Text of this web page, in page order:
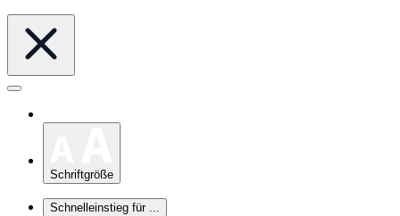
Schriftgröße
Schnelleinstieg für ...